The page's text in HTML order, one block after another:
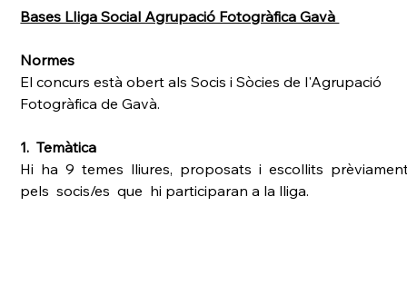
Bases LIiga Social Agrupació Fotogràfica Gavà
Normes
El concurs està obert als Socis i Sòcies de l'Agrupació
Fotogràfica de Gavà.
1.  Temàtica
Hi  ha  9  temes  lliures,  proposats  i  escollits
pels  socis/es  que  hi participaran a la lliga.